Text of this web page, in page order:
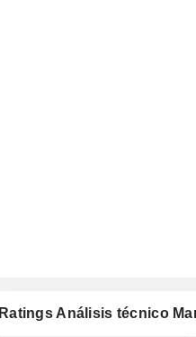
Ratings Análisis técnico